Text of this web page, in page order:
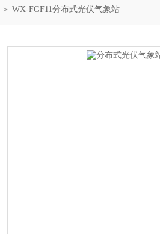
＞ WX-FGF11分布式光伏气象站